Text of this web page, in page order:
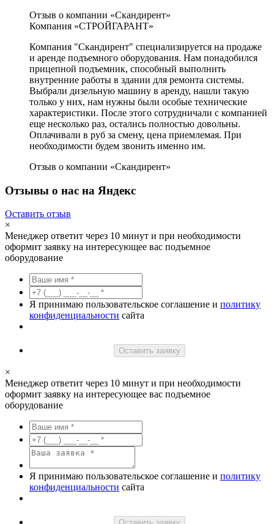
Отзыв о компании «Скандирент»
Компания «СТРОЙГАРАНТ»
Компания "Скандирент" специализируется на продаже
и аренде подъемного оборудования. Нам понадобился
прицепной подъемник, способный выполнить
внутренние работы в здании для ремонта системы.
Выбрали дизельную машину в аренду, нашли такую
только у них, нам нужны были особые технические
характеристики. После этого сотрудничали с компанией
еще несколько раз, остались полностью довольны.
Оплачивали в руб за смену, цена приемлемая. При
необходимости будем звонить именно им.
Отзыв о компании «Скандирент»
Отзывы о нас на Яндекс
Оставить отзыв
×
Менеджер ответит через 10 минут и при необходимости
оформит заявку на интересующее вас подъемное
оборудование
Я принимаю пользовательское соглашение и политику
конфиденциальности сайта
Оставить заявку
×
Менеджер ответит через 10 минут и при необходимости
оформит заявку на интересующее вас подъемное
оборудование
Я принимаю пользовательское соглашение и политику
конфиденциальности сайта